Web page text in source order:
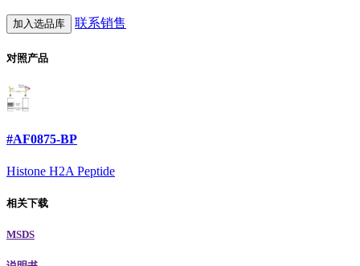
加入选品库 联系销售
对照产品
#AF0875-BP
Histone H2A Peptide
相关下载
MSDS